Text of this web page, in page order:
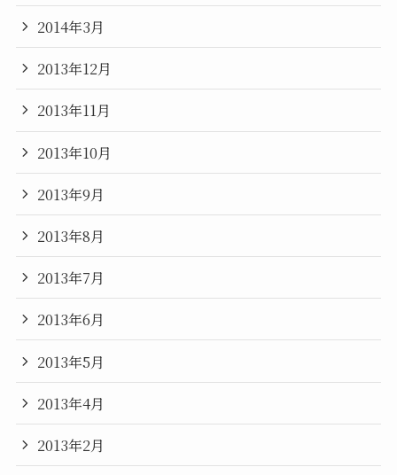
2014年3月
2013年12月
2013年11月
2013年10月
2013年9月
2013年8月
2013年7月
2013年6月
2013年5月
2013年4月
2013年2月